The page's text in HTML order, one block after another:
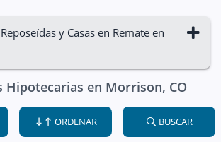
y Casas en Remate en
Hipotecarias en Morrison, CO
ORDENAR BUSCAR